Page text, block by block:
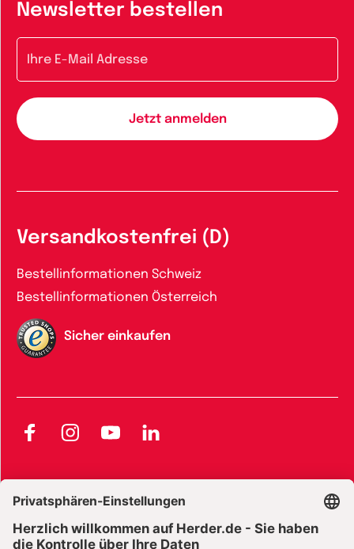
Newsletter bestellen
Versandkostenfrei (D)
Bestellinformationen Schweiz
Bestellinformationen Österreich
Sicher einkaufen
FacebookInstagramYouTubeLinkedIn
Widerrufsbelehrung E-Books
Widerrufsbelehrung Zeitschriften Datenschutz